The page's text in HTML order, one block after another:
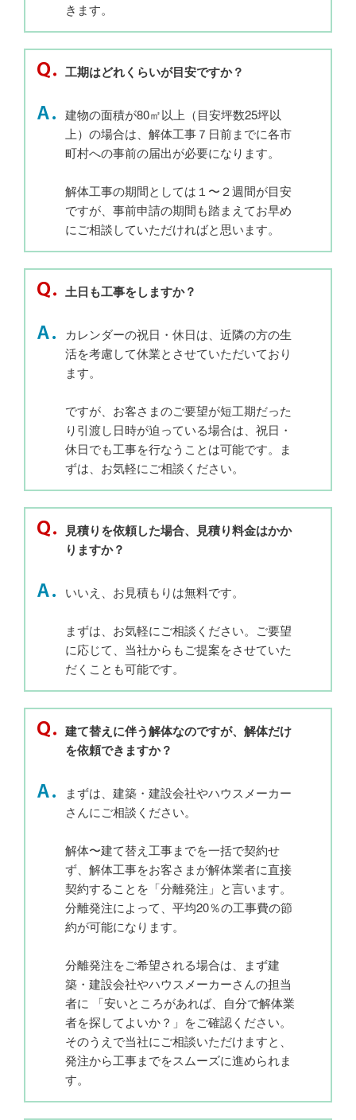
きます。
工期はどれくらいが目安ですか？
建物の面積が80㎡以上（目安坪数25坪以
上）の場合は、解体工事７日前までに各市
町村への事前の届出が必要になります。
解体工事の期間としては１〜２週間が目安
ですが、事前申請の期間も踏まえてお早め
にご相談していただければと思います。
土日も工事をしますか？
カレンダーの祝日・休日は、近隣の方の生
活を考慮して休業とさせていただいており
ます。
ですが、お客さまのご要望が短工期だった
り引渡し日時が迫っている場合は、祝日・
休日でも工事を行なうことは可能です。ま
ずは、お気軽にご相談ください。
見積りを依頼した場合、見積り料金はかか
りますか？
いいえ、お見積もりは無料です。
まずは、お気軽にご相談ください。ご要望
に応じて、当社からもご提案をさせていた
だくことも可能です。
建て替えに伴う解体なのですが、解体だけ
を依頼できますか？
まずは、建築・建設会社やハウスメーカー
さんにご相談ください。
解体〜建て替え工事までを一括で契約せ
ず、解体工事をお客さまが解体業者に直接
契約することを「分離発注」と言います。
分離発注によって、平均20％の工事費の節
約が可能になります。
分離発注をご希望される場合は、まず建
築・建設会社やハウスメーカーさんの担当
者に 「安いところがあれば、自分で解体業
者を探してよいか？」をご確認ください。
そのうえで当社にご相談いただけますと、
発注から工事までをスムーズに進められま
す。